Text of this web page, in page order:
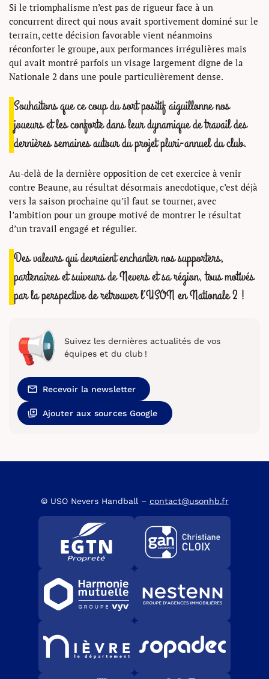
Si le triomphalisme n’est pas de rigueur face à un
concurrent direct qui nous avait sportivement dominé sur le
terrain, cette décision favorable vient néanmoins
réconforter le groupe, aux performances irrégulières mais
qui avait montré parfois un visage largement digne de la
Nationale 2 dans une poule particulièrement dense.
Souhaitons que ce coup du sort positif aiguillonne nos
joueurs et les conforte dans leur dynamique de travail des
dernières semaines autour du projet pluri-annuel du club.
Au-delà de la dernière opposition de cet exercice à venir
contre Beaune, au résultat désormais anecdotique, c’est déjà
vers la saison prochaine qu’il faut se tourner, avec
l’ambition pour un groupe motivé de montrer le résultat
d’un travail engagé et régulier.
Des valeurs qui devraient enchanter nos supporters,
partenaires et suiveurs de Nevers et sa région, tous motivés
par la perspective de retrouver l’USON en Nationale 2 !
Suivez les dernières actualités de vos
équipes et du club !
Recevoir la newsletter
Ajouter aux sources Google
© USO Nevers Handball – contact@usonhb.fr